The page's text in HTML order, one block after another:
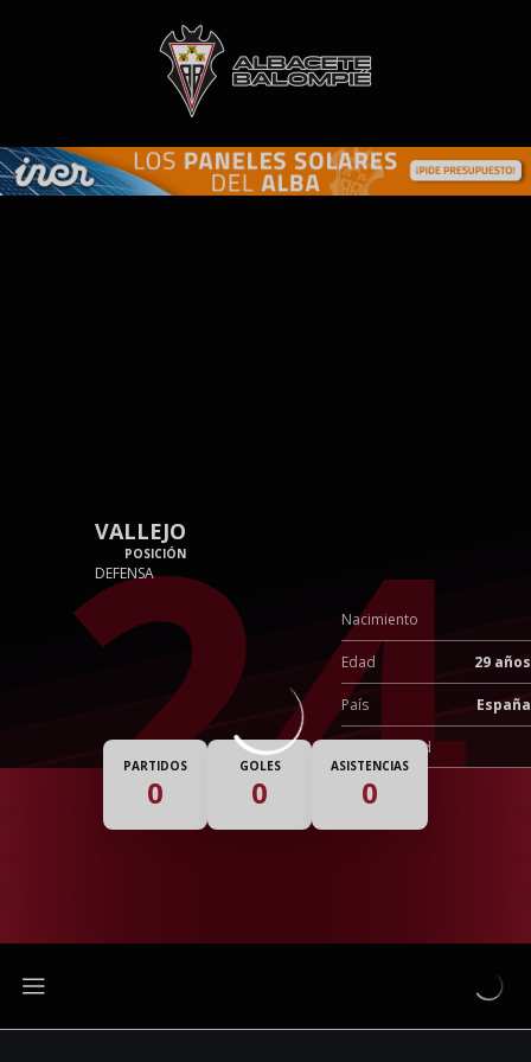
Skip to main content
24
VALLEJO
POSICIÓN
DEFENSA
Nacimiento
Edad 29 años
País España
Nacionalidad
PARTIDOS
0
GOLES
0
ASISTENCIAS
0